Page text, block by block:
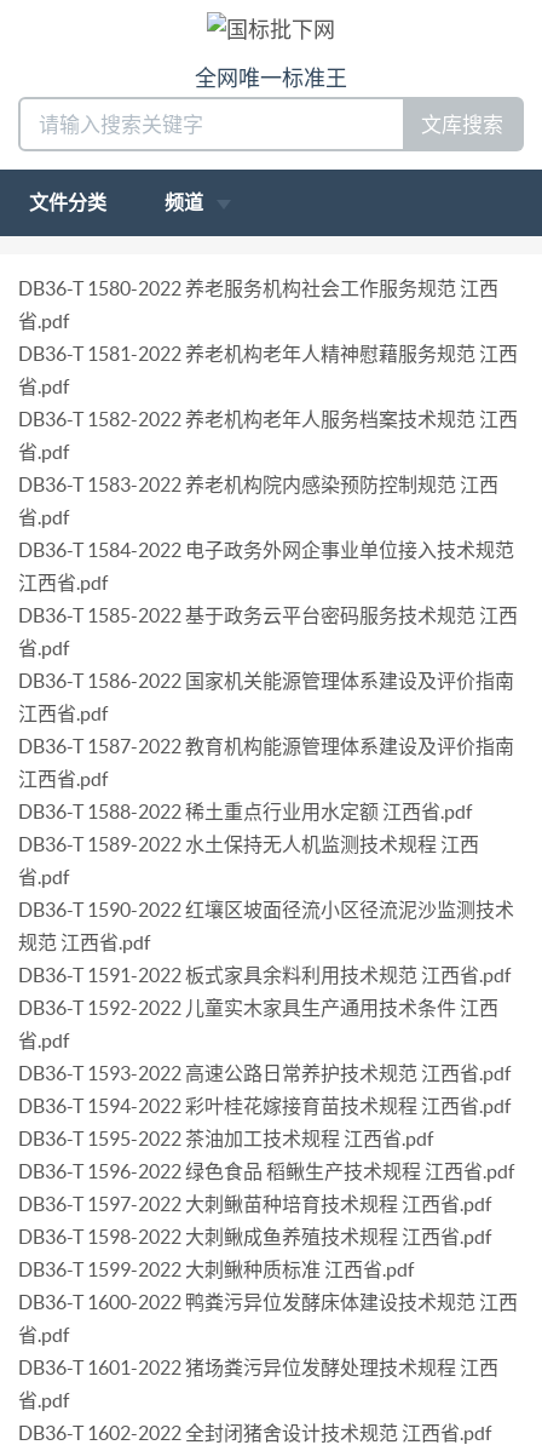
全网唯一标准王
文库搜索
文件分类 频道
DB36-T 1580-2022 养老服务机构社会工作服务规范 江西
省.pdf
DB36-T 1581-2022 养老机构老年人精神慰藉服务规范 江西
省.pdf
DB36-T 1582-2022 养老机构老年人服务档案技术规范 江西
省.pdf
DB36-T 1583-2022 养老机构院内感染预防控制规范 江西
省.pdf
DB36-T 1584-2022 电子政务外网企事业单位接入技术规范
江西省.pdf
DB36-T 1585-2022 基于政务云平台密码服务技术规范 江西
省.pdf
DB36-T 1586-2022 国家机关能源管理体系建设及评价指南
江西省.pdf
DB36-T 1587-2022 教育机构能源管理体系建设及评价指南
江西省.pdf
DB36-T 1588-2022 稀土重点行业用水定额 江西省.pdf
DB36-T 1589-2022 水土保持无人机监测技术规程 江西
省.pdf
DB36-T 1590-2022 红壤区坡面径流小区径流泥沙监测技术
规范 江西省.pdf
DB36-T 1591-2022 板式家具余料利用技术规范 江西省.pdf
DB36-T 1592-2022 儿童实木家具生产通用技术条件 江西
省.pdf
DB36-T 1593-2022 高速公路日常养护技术规范 江西省.pdf
DB36-T 1594-2022 彩叶桂花嫁接育苗技术规程 江西省.pdf
DB36-T 1595-2022 茶油加工技术规程 江西省.pdf
DB36-T 1596-2022 绿色食品 稻鳅生产技术规程 江西省.pdf
DB36-T 1597-2022 大刺鳅苗种培育技术规程 江西省.pdf
DB36-T 1598-2022 大刺鳅成鱼养殖技术规程 江西省.pdf
DB36-T 1599-2022 大刺鳅种质标准 江西省.pdf
DB36-T 1600-2022 鸭粪污异位发酵床体建设技术规范 江西
省.pdf
DB36-T 1601-2022 猪场粪污异位发酵处理技术规程 江西
省.pdf
DB36-T 1602-2022 全封闭猪舍设计技术规范 江西省.pdf